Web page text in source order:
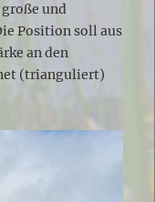
und
Position soll aus
an den
(trianguliert)